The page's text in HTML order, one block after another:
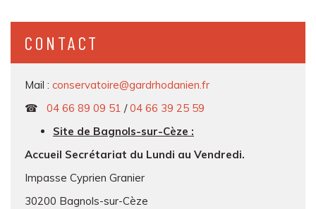
CONTACT
Mail : conservatoire@gardrhodanien.fr
☎ 04 66 89 09 51 /04 66 39 25 59
Site de Bagnols-sur-Cèze :
Accueil Secrétariat du Lundi au Vendredi.
Impasse Cyprien Granier
30200 Bagnols-sur-Cèze